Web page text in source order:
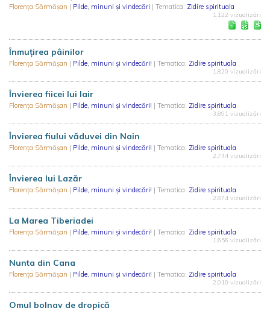
Florența Sărmășan | Pilde, minuni și vindecări | Tematica: Zidire spirituala
1.122 vizualizări
Înmuţirea pâinilor
Florența Sărmășan | Pilde, minuni și vindecări! | Tematica: Zidire spirituala
1.820 vizualizări
Învierea fiicei lui Iair
Florența Sărmășan | Pilde, minuni și vindecări! | Tematica: Zidire spirituala
3.891 vizualizări
Învierea fiului văduvei din Nain
Florența Sărmășan | Pilde, minuni și vindecări! | Tematica: Zidire spirituala
2.744 vizualizări
Învierea lui Lazăr
Florența Sărmășan | Pilde, minuni și vindecări! | Tematica: Zidire spirituala
2.874 vizualizări
La Marea Tiberiadei
Florența Sărmășan | Pilde, minuni și vindecări! | Tematica: Zidire spirituala
1.656 vizualizări
Nunta din Cana
Florența Sărmășan | Pilde, minuni și vindecări! | Tematica: Zidire spirituala
2.010 vizualizări
Omul bolnav de dropică